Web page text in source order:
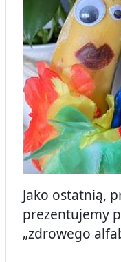
Jako ostatnią,
prezentujemy
„zdrowego